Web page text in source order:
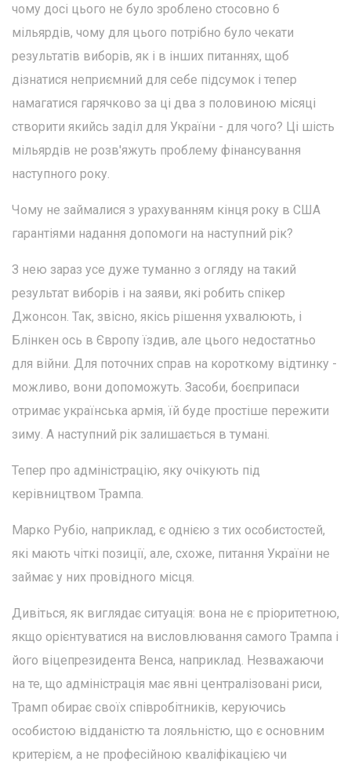
чому досі цього не було зроблено стосовно 6
мільярдів, чому для цього потрібно було чекати
результатів виборів, як і в інших питаннях, щоб
дізнатися неприємний для себе підсумок і тепер
намагатися гарячково за ці два з половиною місяці
створити якийсь заділ для України - для чого? Ці шість
мільярдів не розв'яжуть проблему фінансування
наступного року.
Чому не займалися з урахуванням кінця року в США
гарантіями надання допомоги на наступний рік?
З нею зараз усе дуже туманно з огляду на такий
результат виборів і на заяви, які робить спікер
Джонсон. Так, звісно, якісь рішення ухвалюють, і
Блінкен ось в Європу їздив, але цього недостатньо
для війни. Для поточних справ на короткому відтинку -
можливо, вони допоможуть. Засоби, боєприпаси
отримає українська армія, їй буде простіше пережити
зиму. А наступний рік залишається в тумані.
Тепер про адміністрацію, яку очікують під
керівництвом Трампа.
Марко Рубіо, наприклад, є однією з тих особистостей,
які мають чіткі позиції, але, схоже, питання України не
займає у них провідного місця.
Дивіться, як виглядає ситуація: вона не є пріоритетною,
якщо орієнтуватися на висловлювання самого Трампа і
його віцепрезидента Венса, наприклад. Незважаючи
на те, що адміністрація має явні централізовані риси,
Трамп обирає своїх співробітників, керуючись
особистою відданістю та лояльністю, що є основним
критерієм, а не професійною кваліфікацією чи